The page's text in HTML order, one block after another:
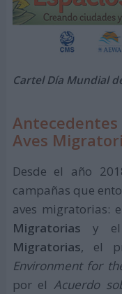
Cartel Día Mundial
Antecedentes
Aves
Desde el año
campañas que
aves migratorias:
Migratorias y
Migratorias, el
Environment for
por elAcuerdo